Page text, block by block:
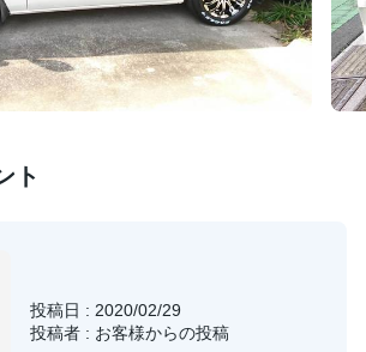
ト
投稿日 : 2020/02/29
投稿者 : お客様からの投稿